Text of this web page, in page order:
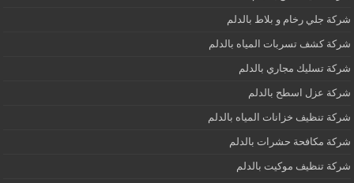
شركة جلي رخام و بلاط بالدلم
شركة كشف تسربات المياه بالدلم
شركة تسليك مجاري بالدلم
شركة عزل اسطح بالدلم
شركة تنظيف خزانات المياه بالدلم
شركة مكافحة حشرات بالدلم
شركة تنظيف موكيت بالدلم